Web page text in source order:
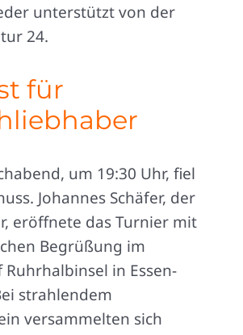
unterstützt von der
24.
für
um 19:30 Uhr, fiel
Johannes Schäfer, der
eröffnete das Turnier mit
Begrüßung im
in Essen-
strahlendem
versammelten sich